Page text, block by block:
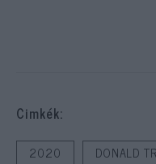
Cimkék:
2020 DONALD